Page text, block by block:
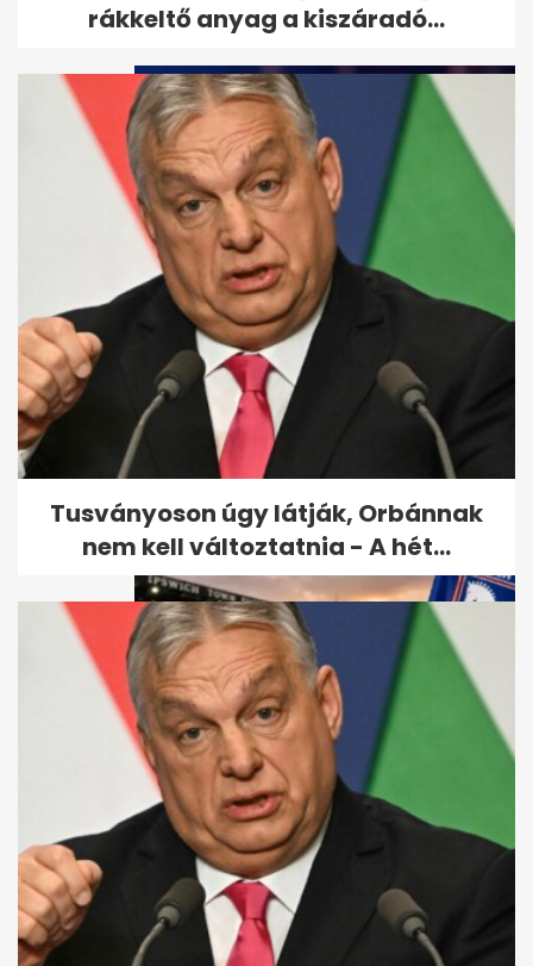
Vitézy: 65 ezres jegyeladás
Balázs DJ-szettjére, mint
Puskás...
Udonis Haslem részesedést
vett az Ipswich Townban,
Premier...
rákkeltő anyag a kiszáradó...
Tusványoson úgy látják, Orbánnak
nem kell változtatnia - A hét...